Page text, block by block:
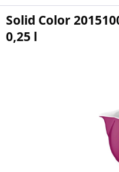
Solid Color
0,25 l